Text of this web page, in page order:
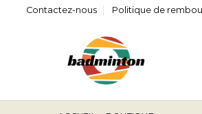
Contactez-nous Politique de